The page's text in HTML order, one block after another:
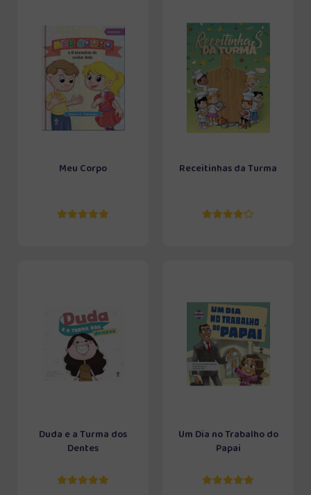
Meu Corpo Receitinhas da Turma
Duda e a Turma dos
Dentes
Um Dia no Trabalho do
Papai